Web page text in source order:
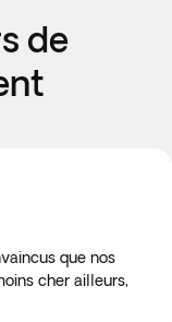
de
que nos
cher ailleurs,